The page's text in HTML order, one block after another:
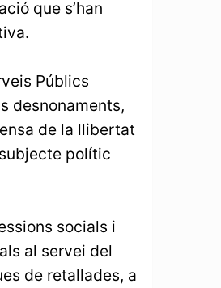
que s’han
Públics
desnonaments,
de la llibertat
polític
socials i
al servei del
de retallades, a